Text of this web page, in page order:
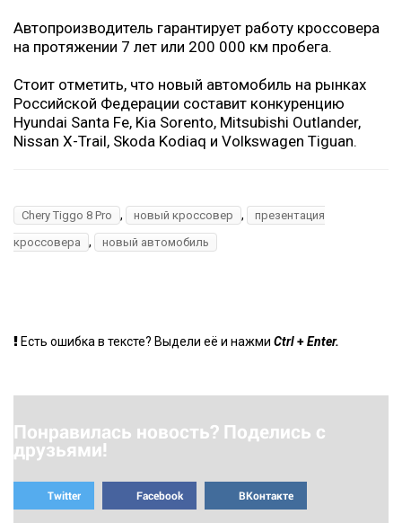
Автопроизводитель гарантирует работу кроссовера
на протяжении 7 лет или 200 000 км пробега.
Стоит отметить, что новый автомобиль на рынках
Российской Федерации составит конкуренцию
Hyundai Santa Fe, Kia Sorento, Mitsubishi Outlander,
Nissan X-Trail, Skoda Kodiaq и Volkswagen Tiguan.
Chery Tiggo 8 Pro , новый кроссовер ,
презентация
кроссовера
, новый автомобиль
Есть ошибка в тексте? Выдели её и нажми Ctrl+Enter.
Понравилась новость? Поделись с
друзьями!
Twitter Facebook ВКонтакте